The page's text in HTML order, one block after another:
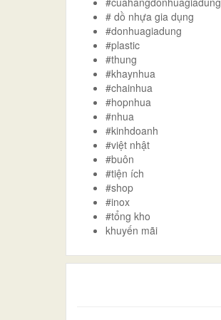
# dồ nhựa gia dụng
#donhuagiadung
#plastic
#thung
#khaynhua
#chainhua
#hopnhua
#nhua
#kinhdoanh
#việt nhật
#buôn
#tiện ích
#shop
#inox
#tổng kho
khuyến mãi